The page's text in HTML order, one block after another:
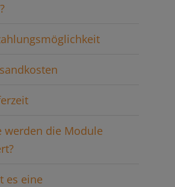
werden die Module
es eine